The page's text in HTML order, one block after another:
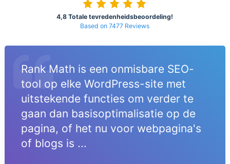
4,8 Totale tevredenheidsbeoordeling!
Based on 7477 Reviews
Rank Math is een onmisbare SEO-
tool op elke WordPress-site met
uitstekende functies om verder te
gaan dan basisoptimalisatie op de
pagina, of het nu voor webpagina's
of blogs is ...